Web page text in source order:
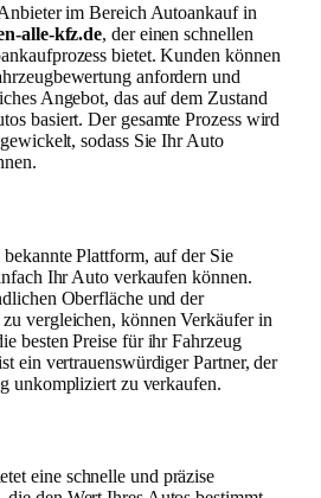
im Bereich Autoankauf in
alle-kfz.de, der einen schnellen
bietet. Kunden können
anfordern und
Angebot, das auf dem Zustand
basiert. Der gesamte Prozess wird
sodass Sie Ihr Auto
Plattform, auf der Sie
Ihr Auto verkaufen können.
Oberfläche und der
vergleichen, können Verkäufer in
besten Preise für ihr Fahrzeug
ein vertrauenswürdiger Partner, der
unkompliziert zu verkaufen.
eine schnelle und präzise